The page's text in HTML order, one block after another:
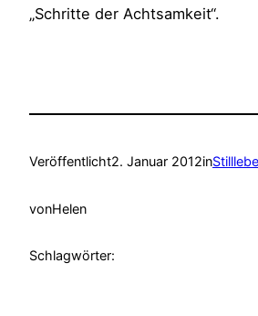
„Schritte der Achtsamkeit“.
Veröffentlicht2. Januar 2012in
vonHelen
Schlagwörter: